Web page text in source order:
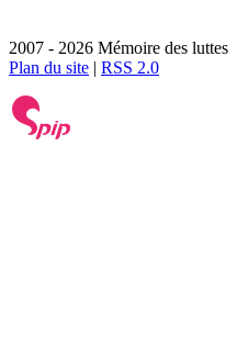
2007 - 2026 Mémoire des luttes
Plan du site | RSS 2.0